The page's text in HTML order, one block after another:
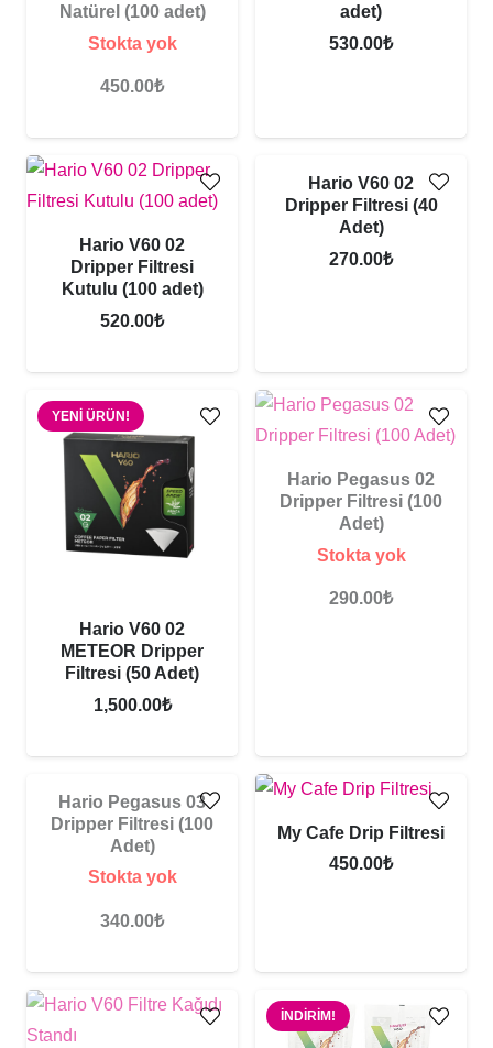
Natürel (100 adet)
Stokta yok
450.00₺
adet)
530.00₺
Hario V60 02
Dripper Filtresi
Kutulu (100 adet)
520.00₺
Hario V60 02
Dripper Filtresi (40
Adet)
270.00₺
YENI ÜRÜN!
Hario V60 02
METEOR Dripper
Filtresi (50 Adet)
1,500.00₺
Hario Pegasus 02
Dripper Filtresi (100
Adet)
Stokta yok
290.00₺
Hario Pegasus 03
Dripper Filtresi (100
Adet)
Stokta yok
340.00₺
My Cafe Drip Filtresi
450.00₺
İNDIRIM!